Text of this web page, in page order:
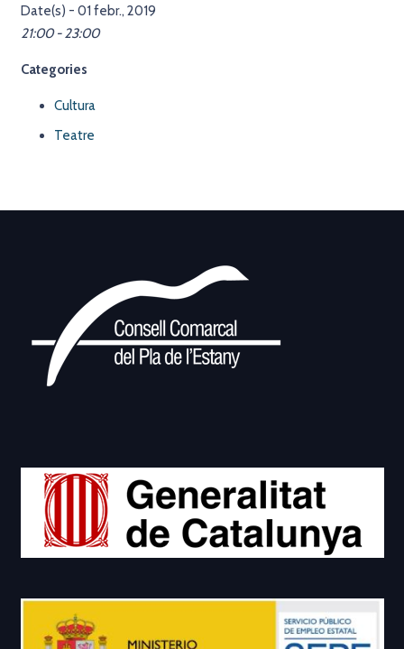
Date(s) - 01 febr., 2019
21:00 - 23:00
Categories
Cultura
Teatre